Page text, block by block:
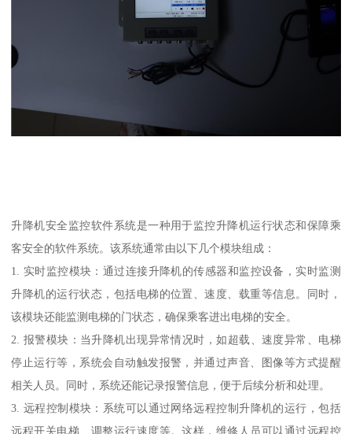
升降机安全监控软件系统是一种用于监控升降机运行状态和保障乘
客安全的软件系统。该系统通常由以下几个模块组成：
1. 实时监控模块：通过连接升降机的传感器和监控设备，实时监测
升降机的运行状态，包括电梯的位置、速度、载重等信息。同时，
该模块还能监测电梯的门状态，确保乘客进出电梯的安全。
2. 报警模块：当升降机出现异常情况时，如超载、速度异常、电梯
停止运行等，系统会自动触发报警，并通过声音、图像等方式提醒
相关人员。同时，系统还能记录报警信息，便于后续分析和处理。
3. 远程控制模块：系统可以通过网络远程控制升降机的运行，包括
远程开关电梯、调整运行速度等。这样，维修人员可以通过远程控